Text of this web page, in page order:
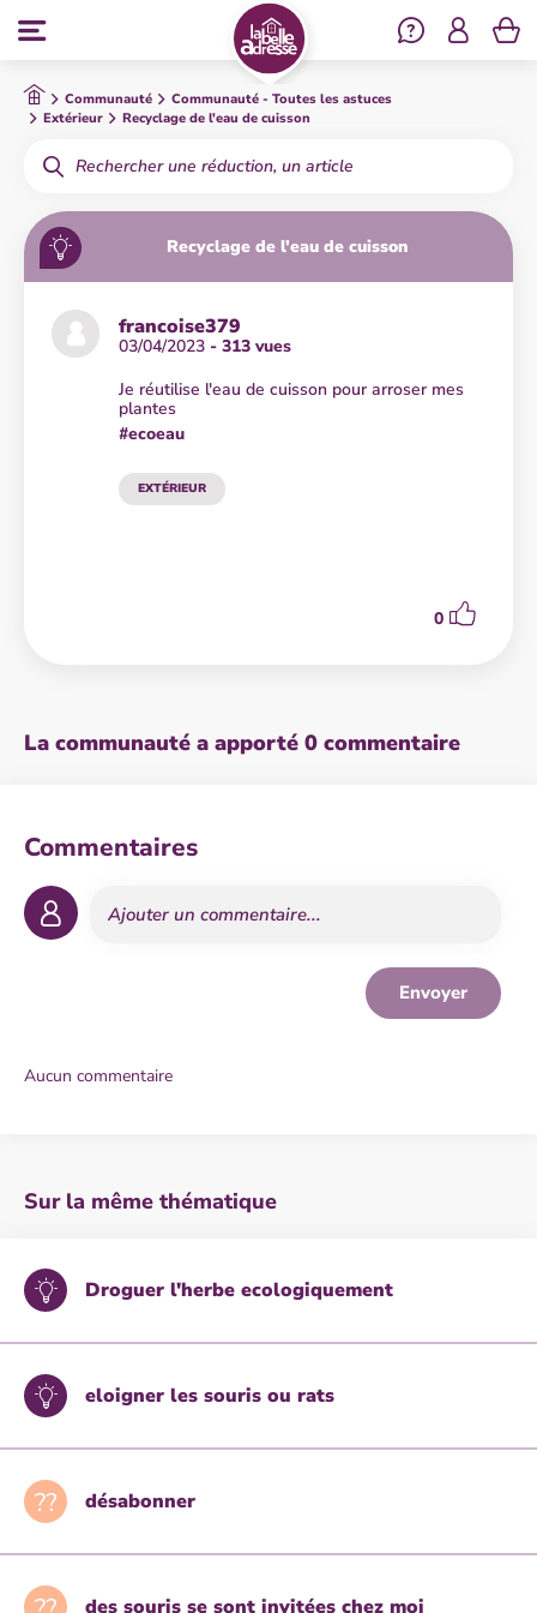
Se
Menu
Communauté
Communauté - Toutes les astuces
Extérieur
Recyclage de l'eau de cuisson
Rechercher
Recyclage de l'eau de cuisson
francoise379
03/04/2023 - 313 vues
Je réutilise l'eau de cuisson pour arroser mes
plantes
#ecoeau
EXTÉRIEUR
0
La communauté a apporté 0 commentaire
Commentaires
Envoyer
Aucun commentaire
Sur la même thématique
des souris se sont invitées chez moi
désabonner
eloigner les souris ou rats
Droguer l'herbe ecologiquement